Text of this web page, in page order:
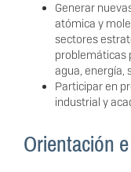
Generar
atómica y
sectores
problemáticas
agua, energía,
Participar en
industrial y
Orientación